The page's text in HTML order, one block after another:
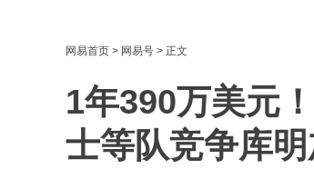
网易首页 > 网易号 > 正文
1年390万美元
士等队竞争库明